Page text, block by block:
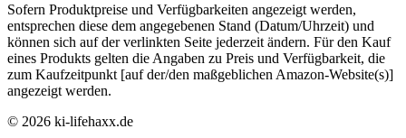
Sofern Produktpreise und Verfügbarkeiten angezeigt werden,
entsprechen diese dem angegebenen Stand (Datum/Uhrzeit) und
können sich auf der verlinkten Seite jederzeit ändern. Für den Kauf
eines Produkts gelten die Angaben zu Preis und Verfügbarkeit, die
zum Kaufzeitpunkt [auf der/den maßgeblichen Amazon-Website(s)]
angezeigt werden.
© 2026 ki-lifehaxx.de